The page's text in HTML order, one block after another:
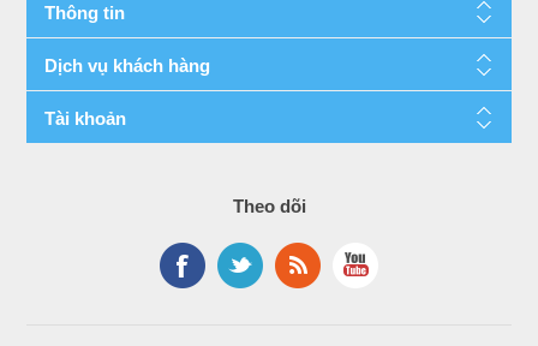
Thông tin
Dịch vụ khách hàng
Tài khoản
Theo dõi